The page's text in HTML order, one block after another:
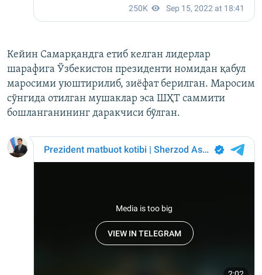
Кейин Самарқандга етиб келган лидерлар
шарафига Ўзбекистон президенти номидан қабул
маросими уюштирилиб, зиёфат берилган. Маросим
сўнгида отилган мушаклар эса ШҲТ саммити
бошланганининг даракчиси бўлган.